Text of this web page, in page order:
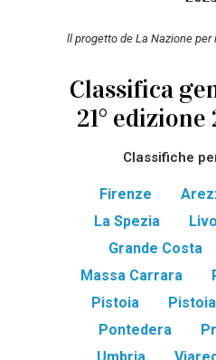
ll progetto de La Nazione
Classifica
21°
Classifiche
Firenze
La Spezia
Grande Costa
Massa Carrara
Pistoia
Pontedera
Umbria